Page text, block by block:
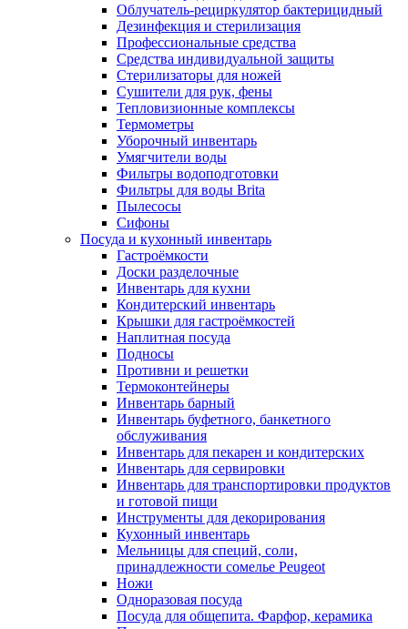
Облучатель-рециркулятор бактерицидный
Дезинфекция и стерилизация
Профессиональные средства
Средства индивидуальной защиты
Стерилизаторы для ножей
Сушители для рук, фены
Тепловизионные комплексы
Термометры
Уборочный инвентарь
Умягчители воды
Фильтры водоподготовки
Фильтры для воды Brita
Пылесосы
Сифоны
Посуда и кухонный инвентарь
Гастроёмкости
Доски разделочные
Инвентарь для кухни
Кондитерский инвентарь
Крышки для гастроёмкостей
Наплитная посуда
Подносы
Противни и решетки
Термоконтейнеры
Инвентарь барный
Инвентарь буфетного, банкетного
обслуживания
Инвентарь для пекарен и кондитерских
Инвентарь для сервировки
Инвентарь для транспортировки продуктов
и готовой пищи
Инструменты для декорирования
Кухонный инвентарь
Мельницы для специй, соли,
принадлежности сомелье Peugeot
Ножи
Одноразовая посуда
Посуда для общепита. Фарфор, керамика